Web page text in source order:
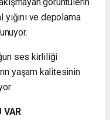
ve depolama
ses kirliliği
yaşam kalitesinin
VAR